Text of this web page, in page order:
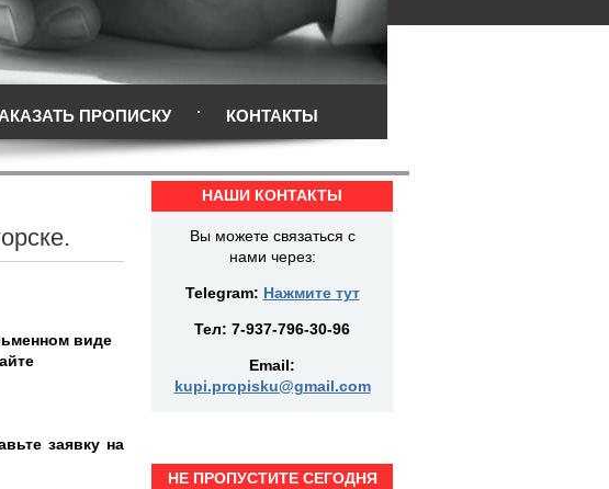
ПРОПИСКУ КОНТАКТЫ
виде
заявку на
НАШИ КОНТАКТЫ
Вы можете связаться с
нами через:
Telegram: Нажмите тут
Тел: 7-937-796-30-96
Email:
kupi.propisku@gmail.com
НЕ ПРОПУСТИТЕ СЕГОДНЯ